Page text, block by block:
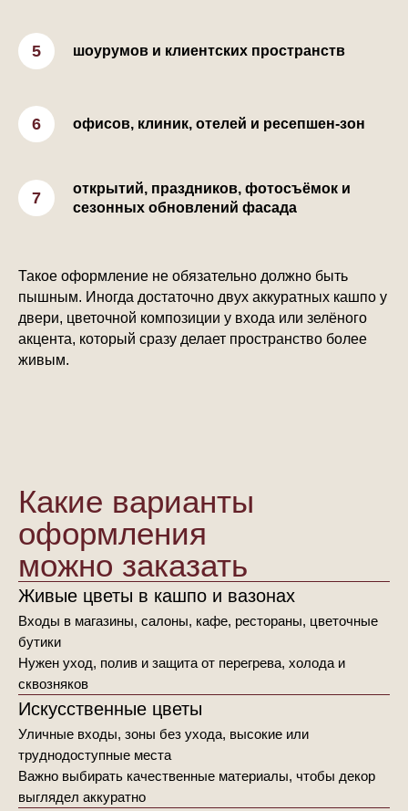
шоурумов и клиентских пространств
офисов, клиник, отелей и ресепшен-зон
открытий, праздников, фотосъёмок и
сезонных обновлений фасада
Такое оформление не обязательно должно быть
пышным. Иногда достаточно двух аккуратных кашпо у
двери, цветочной композиции у входа или зелёного
акцента, который сразу делает пространство более
живым.
Какие варианты
оформления
можно заказать
Живые цветы в кашпо и вазонах
Входы в магазины, салоны, кафе, рестораны, цветочные
бутики
Нужен уход, полив и защита от перегрева, холода и
сквозняков
Искусственные цветы
Уличные входы, зоны без ухода, высокие или
труднодоступные места
Важно выбирать качественные материалы, чтобы декор
выглядел аккуратно